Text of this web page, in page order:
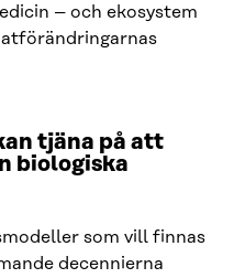
– och ekosystem
tjäna på att
biologiska
som vill finnas
decennierna